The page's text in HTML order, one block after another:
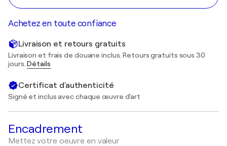
Achetez en toute confiance
Livraison et retours gratuits
Livraison et frais de douane inclus. Retours gratuits sous 30
jours.Détails
Certificat d'authenticité
Signé et inclus avec chaque œuvre d'art
Encadrement
Mettez votre oeuvre en valeur